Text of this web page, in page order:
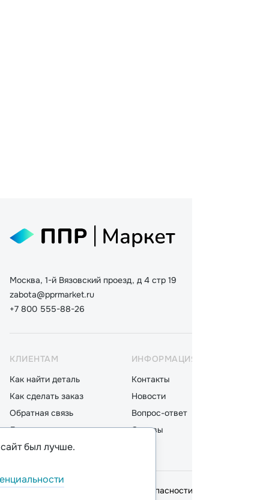
Москва, 1-й Вязовский проезд, д 4 стр 19
zabota@pprmarket.ru
+7 800 555-88-26
КЛИЕНТАМ
Как найти деталь
Как сделать заказ
Обратная связь
Доставка
Оплата
ИНФОРМАЦИЯ
Контакты
Новости
Вопрос-ответ
Отзывы
© 2026,ООО "ППР"
Политика безопасности
был лучше.